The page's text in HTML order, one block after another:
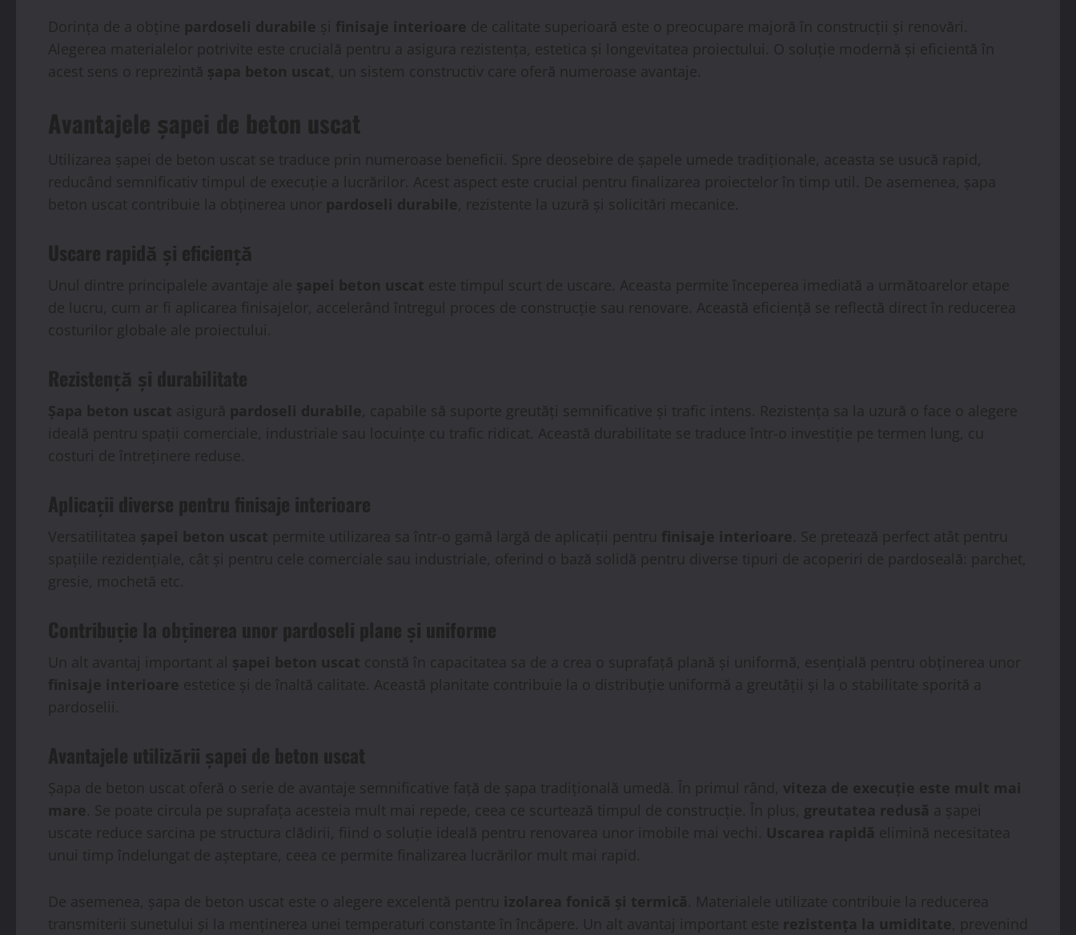
Dorința de a obține pardoseli durabile și finisaje interioare de calitate superioară este o preocupare majoră în construcții și renovări.
Alegerea materialelor potrivite este crucială pentru a asigura rezistența, estetica și longevitatea proiectului. O soluție modernă și eficientă în
acest sens o reprezintă șapa beton uscat, un sistem constructiv care oferă numeroase avantaje.
Avantajele șapei de beton uscat
Utilizarea șapei de beton uscat se traduce prin numeroase beneficii. Spre deosebire de șapele umede tradiționale, aceasta se usucă rapid,
reducând semnificativ timpul de execuție a lucrărilor. Acest aspect este crucial pentru finalizarea proiectelor în timp util. De asemenea, șapa
beton uscat contribuie la obținerea unor pardoseli durabile, rezistente la uzură și solicitări mecanice.
Uscare rapidă și eficiență
Unul dintre principalele avantaje ale șapei beton uscat este timpul scurt de uscare. Aceasta permite începerea imediată a următoarelor etape
de lucru, cum ar fi aplicarea finisajelor, accelerând întregul proces de construcție sau renovare. Această eficiență se reflectă direct în reducerea
costurilor globale ale proiectului.
Rezistență și durabilitate
Șapa beton uscat asigură pardoseli durabile, capabile să suporte greutăți semnificative și trafic intens. Rezistența sa la uzură o face o alegere
ideală pentru spații comerciale, industriale sau locuințe cu trafic ridicat. Această durabilitate se traduce într-o investiție pe termen lung, cu
costuri de întreținere reduse.
Aplicații diverse pentru finisaje interioare
Versatilitatea șapei beton uscat permite utilizarea sa într-o gamă largă de aplicații pentru finisaje interioare. Se pretează perfect atât pentru
spațiile rezidențiale, cât și pentru cele comerciale sau industriale, oferind o bază solidă pentru diverse tipuri de acoperiri de pardoseală: parchet,
gresie, mochetă etc.
Contribuție la obținerea unor pardoseli plane și uniforme
Un alt avantaj important al șapei beton uscat constă în capacitatea sa de a crea o suprafață plană și uniformă, esențială pentru obținerea unor
finisaje interioare estetice și de înaltă calitate. Această planitate contribuie la o distribuție uniformă a greutății și la o stabilitate sporită a
pardoselii.
Avantajele utilizării șapei de beton uscat
Șapa de beton uscat oferă o serie de avantaje semnificative față de șapa tradițională umedă. În primul rând, viteza de execuție este mult mai
mare. Se poate circula pe suprafața acesteia mult mai repede, ceea ce scurtează timpul de construcție. În plus, greutatea redusă a șapei
uscate reduce sarcina pe structura clădirii, fiind o soluție ideală pentru renovarea unor imobile mai vechi. Uscarea rapidă elimină necesitatea
unui timp îndelungat de așteptare, ceea ce permite finalizarea lucrărilor mult mai rapid.
De asemenea, șapa de beton uscat este o alegere excelentă pentru izolarea fonică și termică. Materialele utilizate contribuie la reducerea
transmiterii sunetului și la menținerea unei temperaturi constante în încăpere. Un alt avantaj important este rezistența la umiditate, prevenind